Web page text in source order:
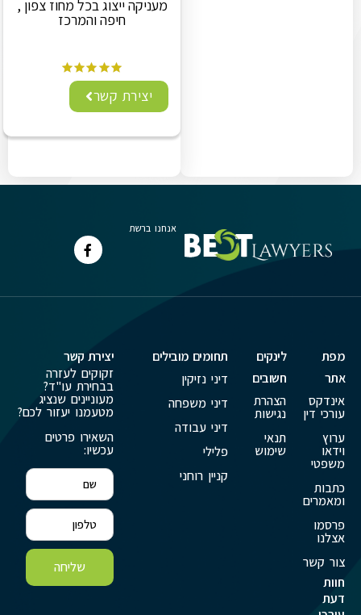
מעניקה ייצוג בכל מחוז צפון ,
חיפה והמרכז
יצירת קשר
אנחנו ברשת
מפת
אתר
אינדקס
עורכי דין
ערוץ
וידאו
משפטי
כתבות
ומאמרים
פרסמו
אצלנו
צור קשר
חוות
דעת
לינקים
חשובים
הצהרת
נגישות
תנאי
שימוש
תחומים מובילים
דיני נזיקין
דיני משפחה
דיני עבודה
פלילי
קניין רוחני
יצירת קשר
זקוקים לעזרה
בבחירת עו"ד?
מעוניינים שנציג
מטעמנו יעזור לכם?
השאירו פרטים
עכשיו:
שליחה